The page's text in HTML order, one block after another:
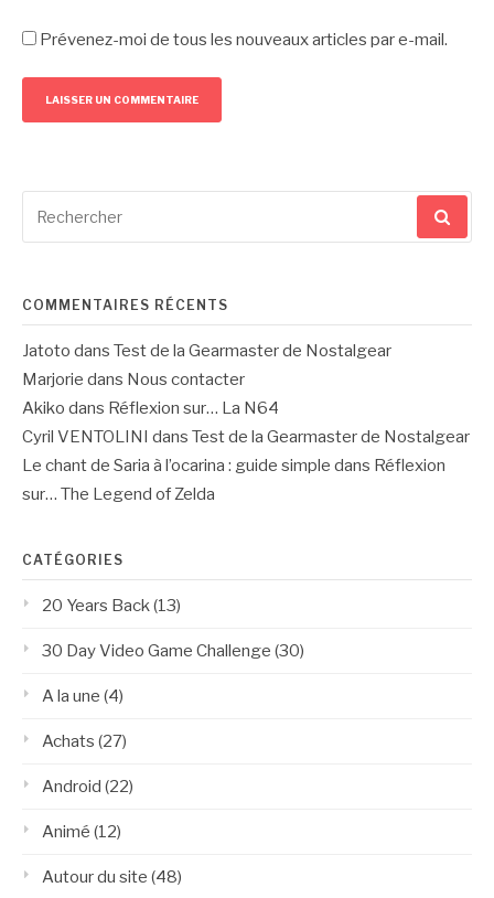
Prévenez-moi de tous les nouveaux articles par e-mail.
pour
COMMENTAIRES RÉCENTS
Jatoto dans Test de la Gearmaster de Nostalgear
Marjorie dans Nous contacter
Akiko dans Réflexion sur… La N64
Cyril VENTOLINI dans Test de la Gearmaster de Nostalgear
Le chant de Saria à l’ocarina : guide simple dans Réflexion
sur… The Legend of Zelda
CATÉGORIES
20 Years Back(13)
30 Day Video Game Challenge (30)
A la une (4)
Achats (27)
Android (22)
Animé (12)
Autour du site (48)